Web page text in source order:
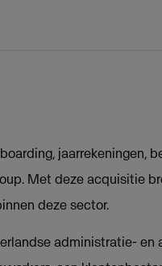
jaarrekeningen,
Met deze acquisitie
deze sector.
administratie-